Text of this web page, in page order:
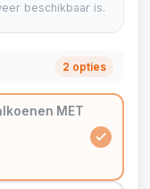
beschikbaar is.
2 opties
MET